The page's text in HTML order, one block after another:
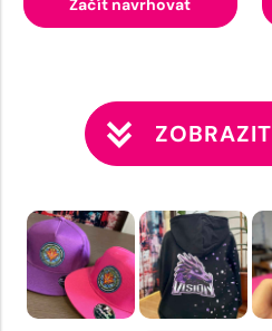
Začít navrhovat